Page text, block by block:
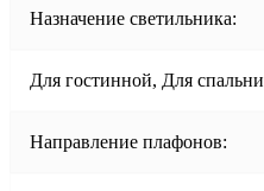
Назначение светильника:
Для гостинной, Для спальни
Направление плафонов: